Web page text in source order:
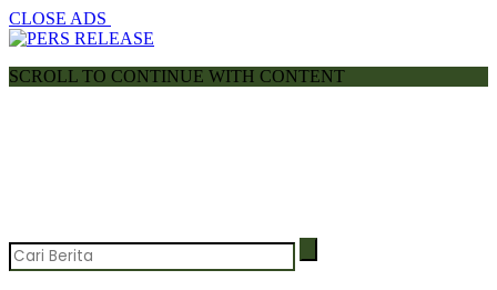
CLOSE ADS
SCROLL TO CONTINUE WITH CONTENT